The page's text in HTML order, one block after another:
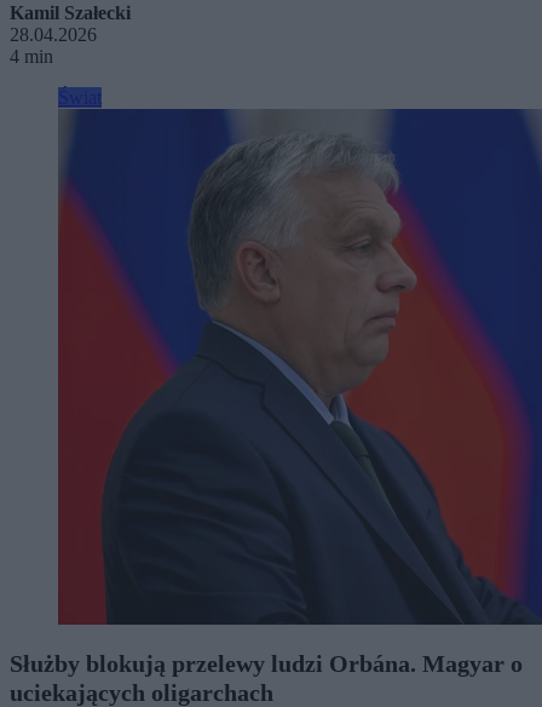
Kamil Szałecki
28.04.2026
4 min
Służby blokują przelewy ludzi Orbána. Magyar o
uciekających oligarchach